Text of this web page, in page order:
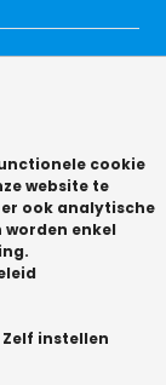
9.2- Trusted
cookie
website te
ook analytische
enkel
Zelf instellen